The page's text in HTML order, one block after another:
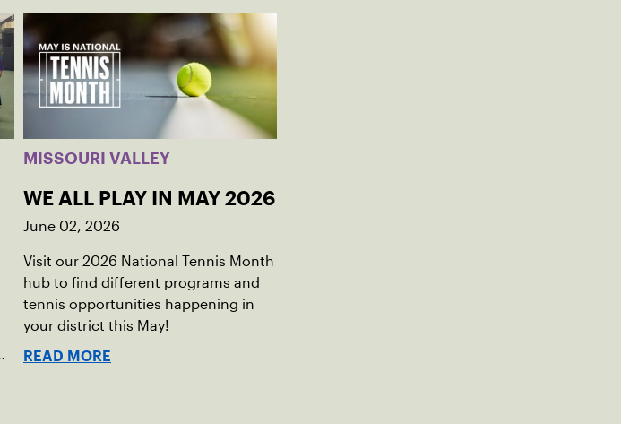
MISSOURI VALLEY
WE ALL PLAY IN MAY 2026
June 02, 2026
Visit our 2026 National Tennis Month
hub to find different programs and
tennis opportunities happening in
your district this May!
READ MORE